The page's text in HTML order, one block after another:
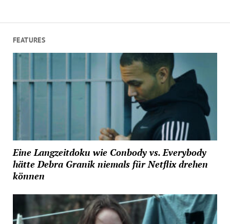
FEATURES
Eine Langzeitdoku wie Conbody vs. Everybody
hätte Debra Granik niemals für Netflix drehen
können